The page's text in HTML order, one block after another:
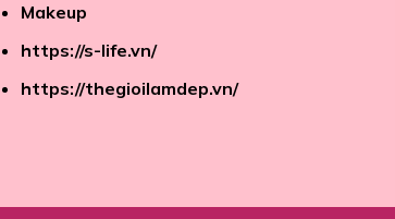
Makeup
https://s-life.vn/
https://thegioilamdep.vn/